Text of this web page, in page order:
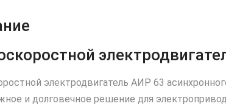
электродвигатель АИР 63
и долговечное решение для